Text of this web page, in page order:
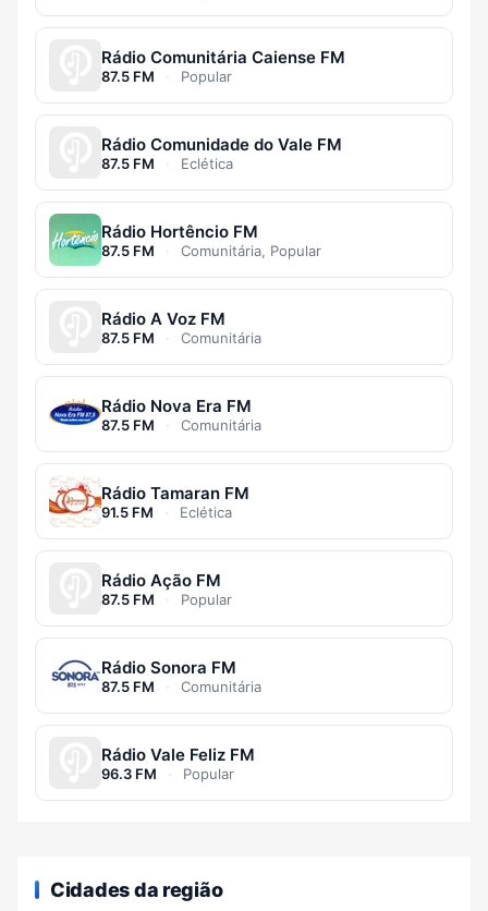
Rádio Comunitária Caiense FM
87.5 FM · Popular
Rádio Comunidade do Vale FM
87.5 FM · Eclética
Rádio Hortêncio FM
87.5 FM · Comunitária, Popular
Rádio A Voz FM
87.5 FM · Comunitária
Rádio Nova Era FM
87.5 FM · Comunitária
Rádio Tamaran FM
91.5 FM · Eclética
Rádio Ação FM
87.5 FM · Popular
Rádio Sonora FM
87.5 FM · Comunitária
Rádio Vale Feliz FM
96.3 FM · Popular
Cidades da região